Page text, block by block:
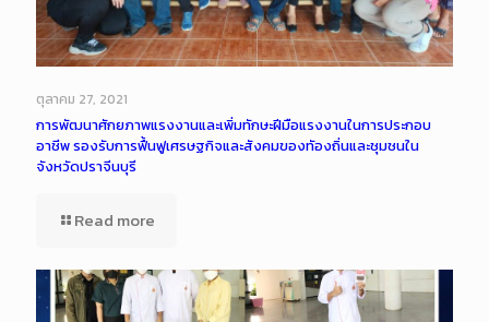
ตุลาคม 27, 2021
การพัฒนาศักยภาพแรงงานและเพิ่มทักษะฝีมือแรงงานในการประกอบ
อาชีพ รองรับการฟื้นฟูเศรษฐกิจและสังคมของทัองถิ่นและชุมชนใน
จังหวัดปราจีนบุรี
Read more